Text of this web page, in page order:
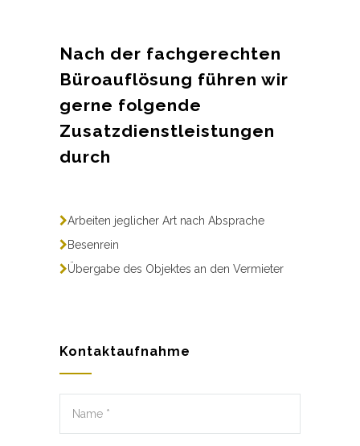
Nach der fachgerechten
Büroauflösung führen wir
gerne folgende
Zusatzdienstleistungen
durch
Arbeiten jeglicher Art nach Absprache
Besenrein
Übergabe des Objektes an den Vermieter
Kontaktaufnahme